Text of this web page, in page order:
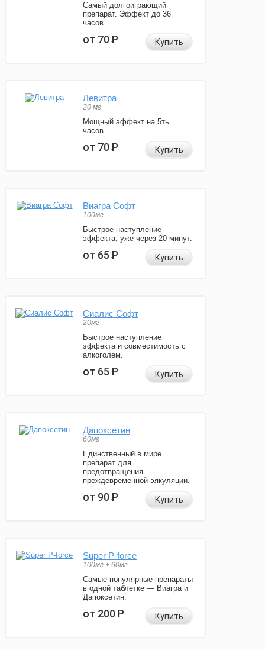
Самый долгоиграющий
препарат. Эффект до 36
часов.
от 70Р Купить
Левитра
20 мг
Мощный эффект на 5ть
часов.
от 70Р Купить
Виагра Софт
100мг
Быстрое наступление
эффекта, уже через 20 минут.
от 65Р Купить
Сиалис Софт
20мг
Быстрое наступление
эффекта и совместимость с
алкоголем.
от 65Р Купить
Дапоксетин
60мг
Единственный в мире
препарат для
предотвращения
преждевременной эякуляции.
от 90Р Купить
Super P-force
100мг + 60мг
Самые популярные препараты
в одной таблетке — Виагра и
Дапоксетин.
от 200Р Купить